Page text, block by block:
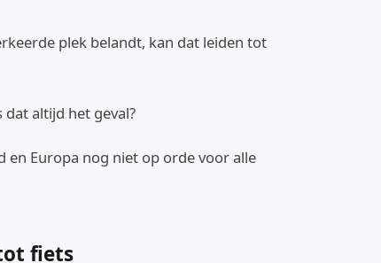
plek belandt, kan dat leiden tot
dat altijd het geval?
en Europa nog niet op orde voor alle
fiets